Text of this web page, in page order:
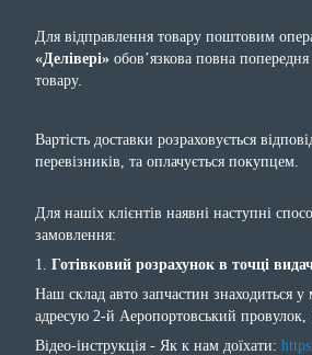
Для відправлення товару поштовим
«Делівері» обов’язкова повна попередня
товару.
Вартість доставки розраховується
перевізників, та оплачується покупцем.
Для нашіх клієнтів наявні наступні
замовлення:
1. Готівковий розрахунок в точці
Наш склад авто запчастин знаходиться у
адресую 2-й Аеропортовський провулок,
Відео-інструкція - Як к нам доїхати: